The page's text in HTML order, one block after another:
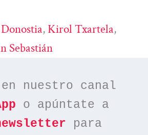
Donostia, Kirol Txartela
Sebastián
en nuestro canal
o apúntate a
para